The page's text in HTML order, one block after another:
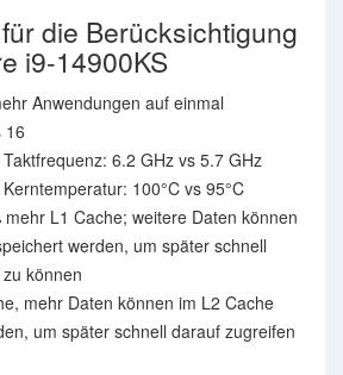
die Berücksichtigung
i9-14900KS
Anwendungen auf einmal
16
6.2 GHz vs 5.7 GHz
100°C vs 95°C
mehr L1 Cache; weitere Daten können
werden, um später schnell
können
mehr Daten können im L2 Cache
um später schnell darauf zugreifen